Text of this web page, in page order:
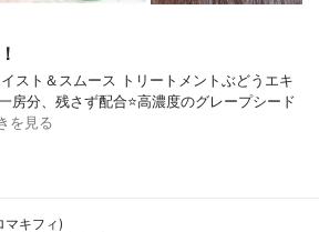
スト＆スムース トリートメントぶどうエキ
房分、残さず配合⭐️高濃度のグレープシード
を見る
マキフィ)